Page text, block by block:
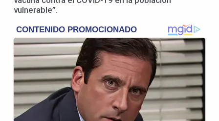
vulnerable”.